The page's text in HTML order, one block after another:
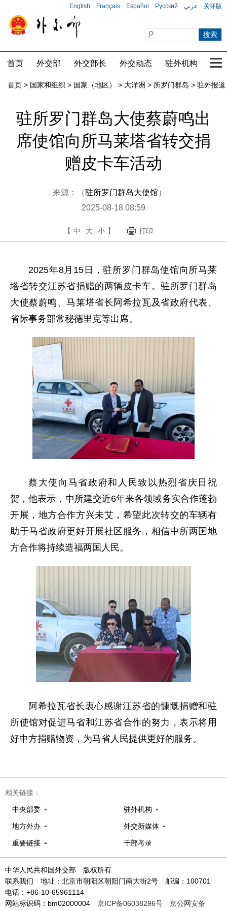
English Français Español Русский عربي 关怀版
首页 外交部 外交部长 外交动态 驻外机构 国
首页 > 国家和组织 > 国家（地区） > 大洋洲 > 所罗门群岛 > 驻外报道
驻所罗门群岛大使蔡蔚鸣出
席使馆向所马莱塔省转交捐
赠皮卡车活动
来源：（驻所罗门群岛大使馆）
2025-08-18 08:59
【 中 大 小 】 打印
2025年8月15日，驻所罗门群岛使馆向所马莱
塔省转交江苏省捐赠的两辆皮卡车。驻所罗门群岛
大使蔡蔚鸣、马莱塔省长阿希拉瓦及省政府代表、
省际事务部常秘德里克等出席。
蔡大使向马省政府和人民致以热烈省庆日祝
贺，他表示，中所建交近6年来各领域务实合作蓬勃
开展，地方合作方兴未艾，希望此次转交的车辆有
助于马省政府更好开展社区服务，相信中所两国地
方合作将持续造福两国人民。
阿希拉瓦省长衷心感谢江苏省的慷慨捐赠和驻
所使馆对促进马省和江苏省合作的努力，表示将用
好中方捐赠物资，为马省人民提供更好的服务。
相关链接：
中央部委 驻外机构
地方外办 外交新媒体
重要链接 干部考录
中华人民共和国外交部 版权所有
联系我们 地址：北京市朝阳区朝阳门南大街2号 邮编：100701
电话：+86-10-65961114
网站标识码：bm02000004 京ICP备06038296号
京公网安备